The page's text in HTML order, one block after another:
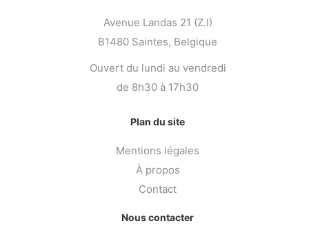
Avenue Landas 21 (Z.I)
B1480 Saintes, Belgique
Ouvert du lundi au vendredi
de 8h30 à 17h30
Plan du site
Mentions légales
À propos
Contact
Nous contacter